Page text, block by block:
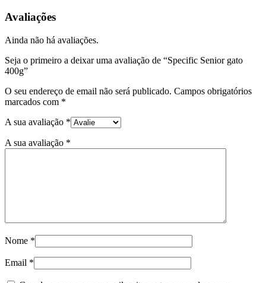
Avaliações
Ainda não há avaliações.
Seja o primeiro a deixar uma avaliação de “Specific Senior gato
400g”
O seu endereço de email não será publicado. Campos obrigatórios
marcados com *
A sua avaliação *
A sua avaliação *
Nome *
Email *